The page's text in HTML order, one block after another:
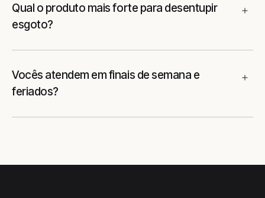
Qual o produto mais forte para desentupir
esgoto?
Vocês atendem em finais de semana e
feriados?